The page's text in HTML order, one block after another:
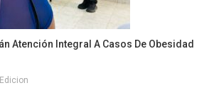
Atención Integral A Casos De Obesidad
Edicion